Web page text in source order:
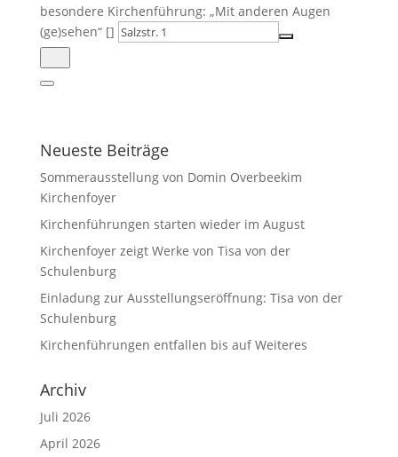
besondere Kirchenführung: „Mit anderen Augen
(ge)sehen“ []
Neueste Beiträge
Sommerausstellung von Domin Overbeekim
Kirchenfoyer
Kirchenführungen starten wieder im August
Kirchenfoyer zeigt Werke von Tisa von der
Schulenburg
Einladung zur Ausstellungseröffnung: Tisa von der
Schulenburg
Kirchenführungen entfallen bis auf Weiteres
Archiv
Juli 2026
April 2026